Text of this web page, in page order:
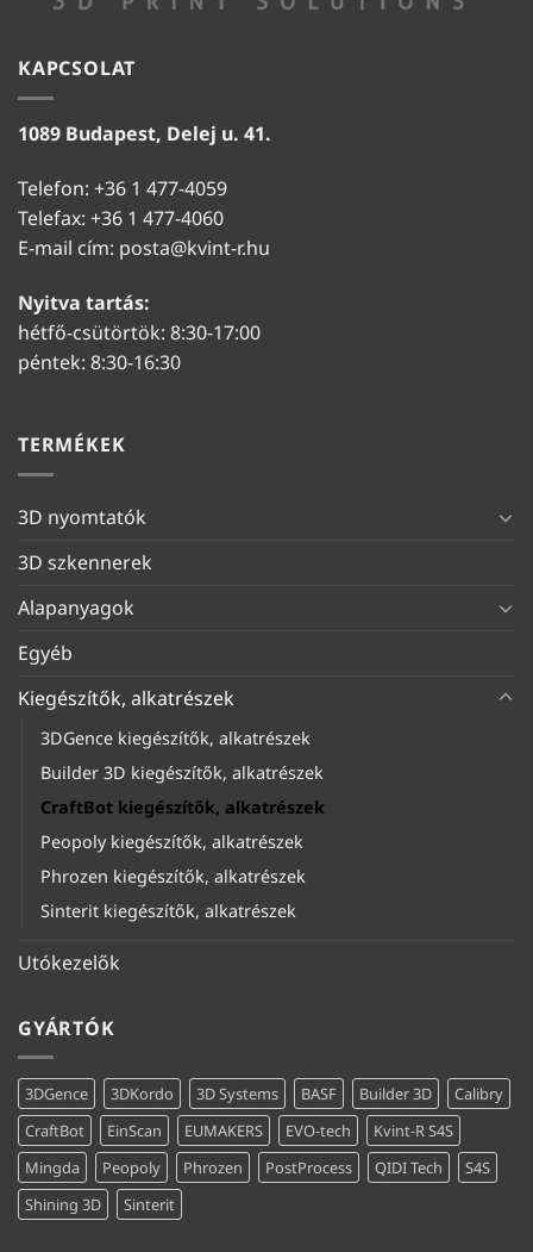
KAPCSOLAT
1089 Budapest, Delej u. 41.
Telefon: +36 1 477-4059
Telefax: +36 1 477-4060
E-mail cím: posta@kvint-r.hu
Nyitva tartás:
hétfő-csütörtök: 8:30-17:00
péntek: 8:30-16:30
TERMÉKEK
3D nyomtatók
3D szkennerek
Alapanyagok
Egyéb
Kiegészítők, alkatrészek
3DGence kiegészítők, alkatrészek
Builder 3D kiegészítők, alkatrészek
CraftBot kiegészítők, alkatrészek
Peopoly kiegészítők, alkatrészek
Phrozen kiegészítők, alkatrészek
Sinterit kiegészítők, alkatrészek
Utókezelők
GYÁRTÓK
3DGence 3DKordo 3D Systems BASF Builder 3D
Calibry
CraftBot
EinScan EUMAKERS EVO-tech
Kvint-R S4S
Mingda
Peopoly Phrozen PostProcess QIDI Tech
S4S
Shining 3D
Sinterit